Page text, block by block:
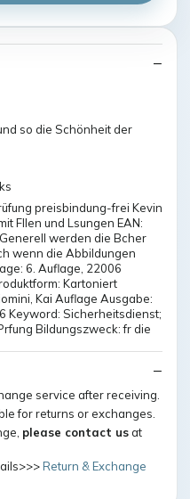
so die Schönheit der
preisbindung-frei Kevin
Fllen und Lsungen EAN:
werden die Bcher
wenn die Abbildungen
6. Auflage, 22006
Kartoniert
Kai Auflage Ausgabe:
Keyword: Sicherheitsdienst;
Bildungszweck: fr die
service after receiving.
for returns or exchanges.
please contact usat
Return & Exchange